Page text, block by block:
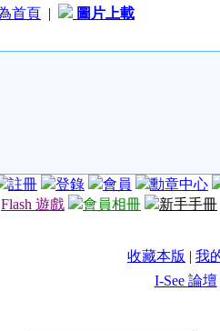
首頁 | 圖片上載
註冊 登錄 會員
勳章中心
Flash 遊戲
會員相冊 新手手冊
收藏本版 | 我
I-See 論壇